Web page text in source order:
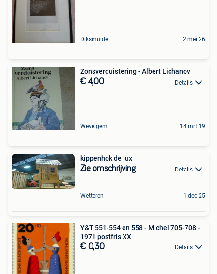
Diksmuide 2 mei 26
Zonsverduistering - Albert Lichanov
€ 4,00 Details
Wevelgem 14 mrt 19
kippenhok de lux
Zie omschrijving Details
Wetteren 1 dec 25
Y&T 551-554 en 558 - Michel 705-708 -
1971 postfris XX
€ 0,30 Details